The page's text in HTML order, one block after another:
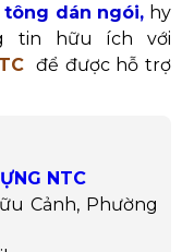
tông dán ngói, hy
tin hữu ích với
để được hỗ trợ
NTC
Cảnh, Phường